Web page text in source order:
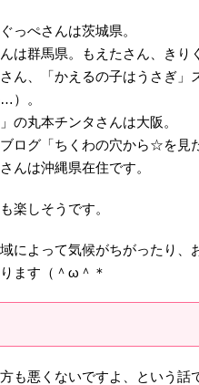
っぺさんは茨城県。
は群馬県。もえたさん、きり
ん、「かえるの子はうさぎ
）。
の丸本チンタさんは大阪。
ログ「ちくわの穴から☆を見
んは沖縄県在住です。
楽しそうです。
によって気候がちがったり、
ます（＾ω＾＊
も悪くないですよ、という話